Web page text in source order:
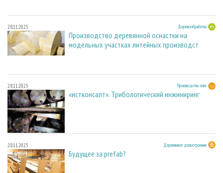
28.11.2025 Деревообработка
Производство деревянной оснастки на
модельных участках литейных производст
28.11.2025 Производство плит
«истконсалт». Трибологический инжиниринг
28.11.2025 Деревянное домостроение
Будущее за prefab?